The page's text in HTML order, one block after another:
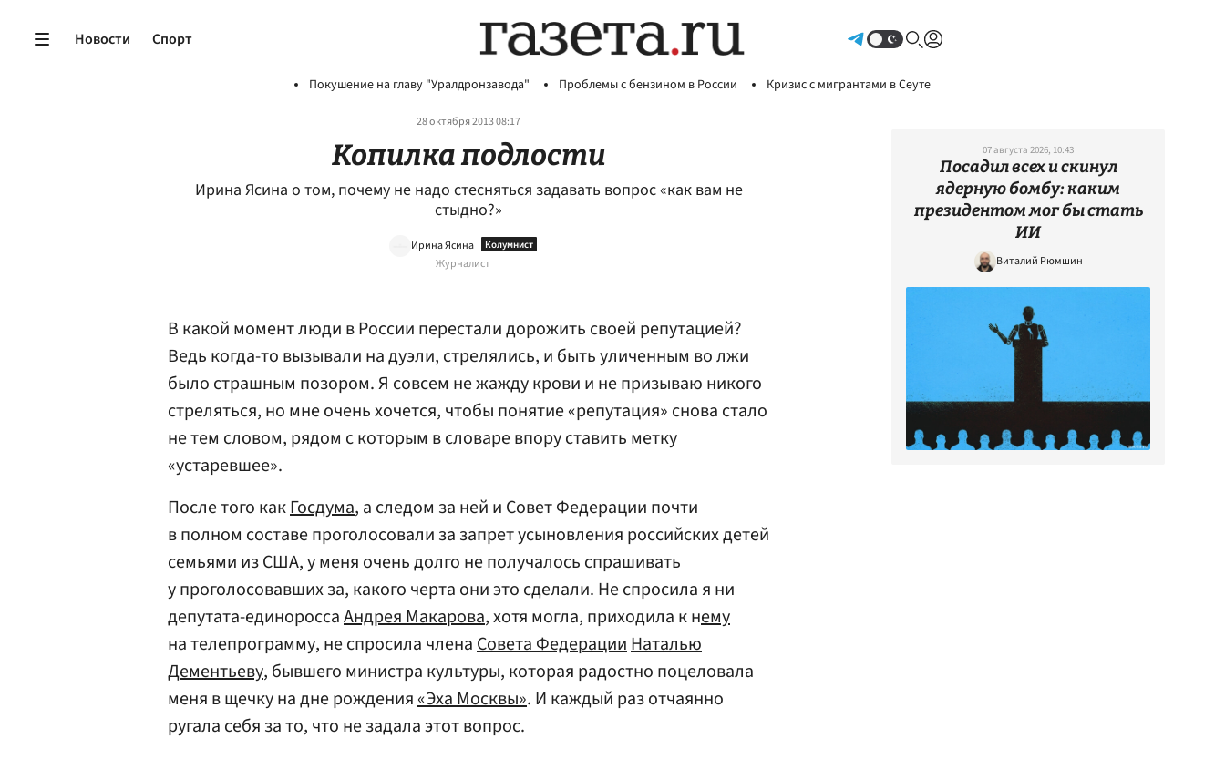
Новости Спорт
Покушение на главу "Уралдронзавода" Проблемы с бензином в России Кризис с мигрантами в Сеуте
28 октября 2013 08:17
Копилка подлости
Ирина Ясина о том, почему не надо стесняться задавать вопрос «как вам не
стыдно?»
Ирина Ясина
Журналист
В какой момент люди в России перестали дорожить своей репутацией?
Ведь когда-то вызывали на дуэли, стрелялись, и быть уличенным во лжи
было страшным позором. Я совсем не жажду крови и не призываю никого
стреляться, но мне очень хочется, чтобы понятие «репутация» снова стало
не тем словом, рядом с которым в словаре впору ставить метку
«устаревшее».
После того какГосдума, а следом за ней и Совет Федерации почти
в полном составе проголосовали за запрет усыновления российских детей
семьями из США, у меня очень долго не получалось спрашивать
у проголосовавших за, какого черта они это сделали. Не спросила я ни
депутата-единороссаАндрея Макарова, хотя могла, приходила к нему
на телепрограмму, не спросила членаСовета ФедерацииНаталью
Дементьеву, бывшего министра культуры, которая радостно поцеловала
меня в щечку на дне рождения«Эха Москвы». И каждый раз отчаянно
ругала себя за то, что не задала этот вопрос.
07 августа 2026, 10:43
Посадил всех и скинул
ядерную бомбу: каким
президентом мог бы стать
ИИ
Виталий Рюмшин